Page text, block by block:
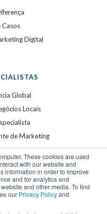
These cookies are used
with our website and
information in order to improve
and for analytics and
and other media. To find
our Privacy Policyand
Casos
Digital
Global
Locais
de Marketing